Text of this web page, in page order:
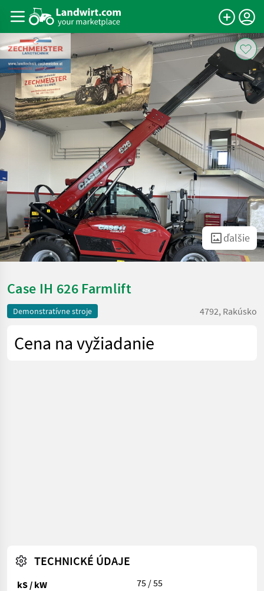
ďalšie
Case IH 626 Farmlift
Demonstratívne stroje 4792, Rakúsko
Cena na vyžiadanie
TECHNICKÉ ÚDAJE
kS / kW
75 / 55